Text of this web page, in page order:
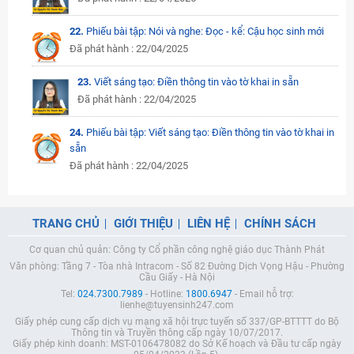
22. Phiếu bài tập: Nói và nghe: Đọc - kể: Cậu học sinh mới
Đã phát hành : 22/04/2025
23. Viết sáng tạo: Điền thông tin vào tờ khai in sẵn
Đã phát hành : 22/04/2025
24. Phiếu bài tập: Viết sáng tạo: Điền thông tin vào tờ khai in
sẵn
Đã phát hành : 22/04/2025
TRANG CHỦ GIỚI THIỆU LIÊN HỆ CHÍNH SÁCH
Cơ quan chủ quản: Công ty Cổ phần công nghệ giáo dục Thành Phát
Văn phòng: Tầng 7 - Tòa nhà Intracom - Số 82 Đường Dịch Vọng Hậu - Phường
Cầu Giấy - Hà Nội
Tel: 024.7300.7989 - Hotline: 1800.6947- Email hỗ trợ:
lienhe@tuyensinh247.com
Giấy phép cung cấp dịch vụ mạng xã hội trực tuyến số 337/GP-BTTTT do Bộ
Thông tin và Truyền thông cấp ngày 10/07/2017.
Giấy phép kinh doanh: MST-0106478082 do Sở Kế hoạch và Đầu tư cấp ngày